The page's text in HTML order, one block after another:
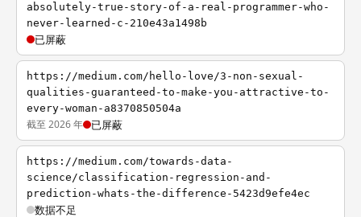
absolutely-true-story-of-a-real-programmer-who-
never-learned-c-210e43a1498b
已屏蔽
https://medium.com/hello-love/3-non-sexual-
qualities-guaranteed-to-make-you-attractive-to-
every-woman-a8370850504a
截至 2026 年 已屏蔽
https://medium.com/towards-data-
science/classification-regression-and-
prediction-whats-the-difference-5423d9efe4ec
数据不足